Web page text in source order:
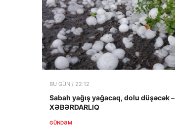
BU GÜN / 22:12
Sabah yağış yağacaq, dolu düşəcək –
XƏBƏRDARLIQ
GÜNDƏM